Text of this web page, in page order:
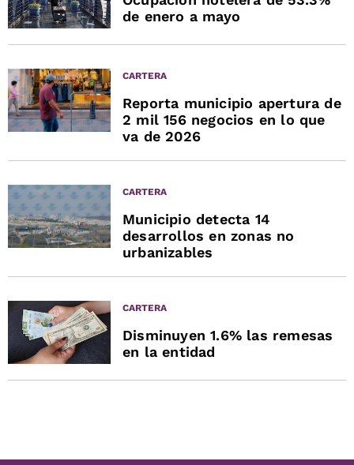
de enero a mayo
CARTERA
Reporta municipio apertura de
2 mil 156 negocios en lo que
va de 2026
CARTERA
Municipio detecta 14
desarrollos en zonas no
urbanizables
CARTERA
Disminuyen 1.6% las remesas
en la entidad